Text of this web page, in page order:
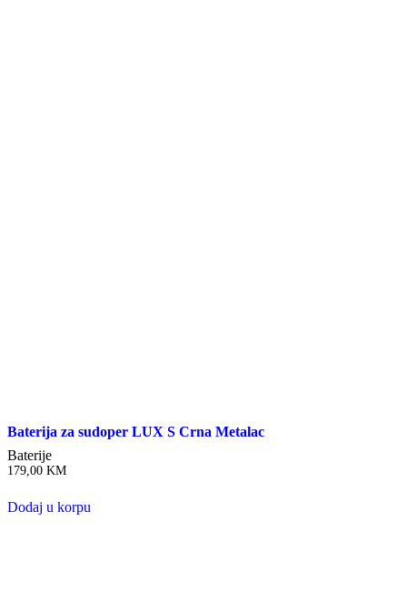
Baterija za sudoper LUX S Crna Metalac
Baterije
179,00 KM
Dodaj u korpu